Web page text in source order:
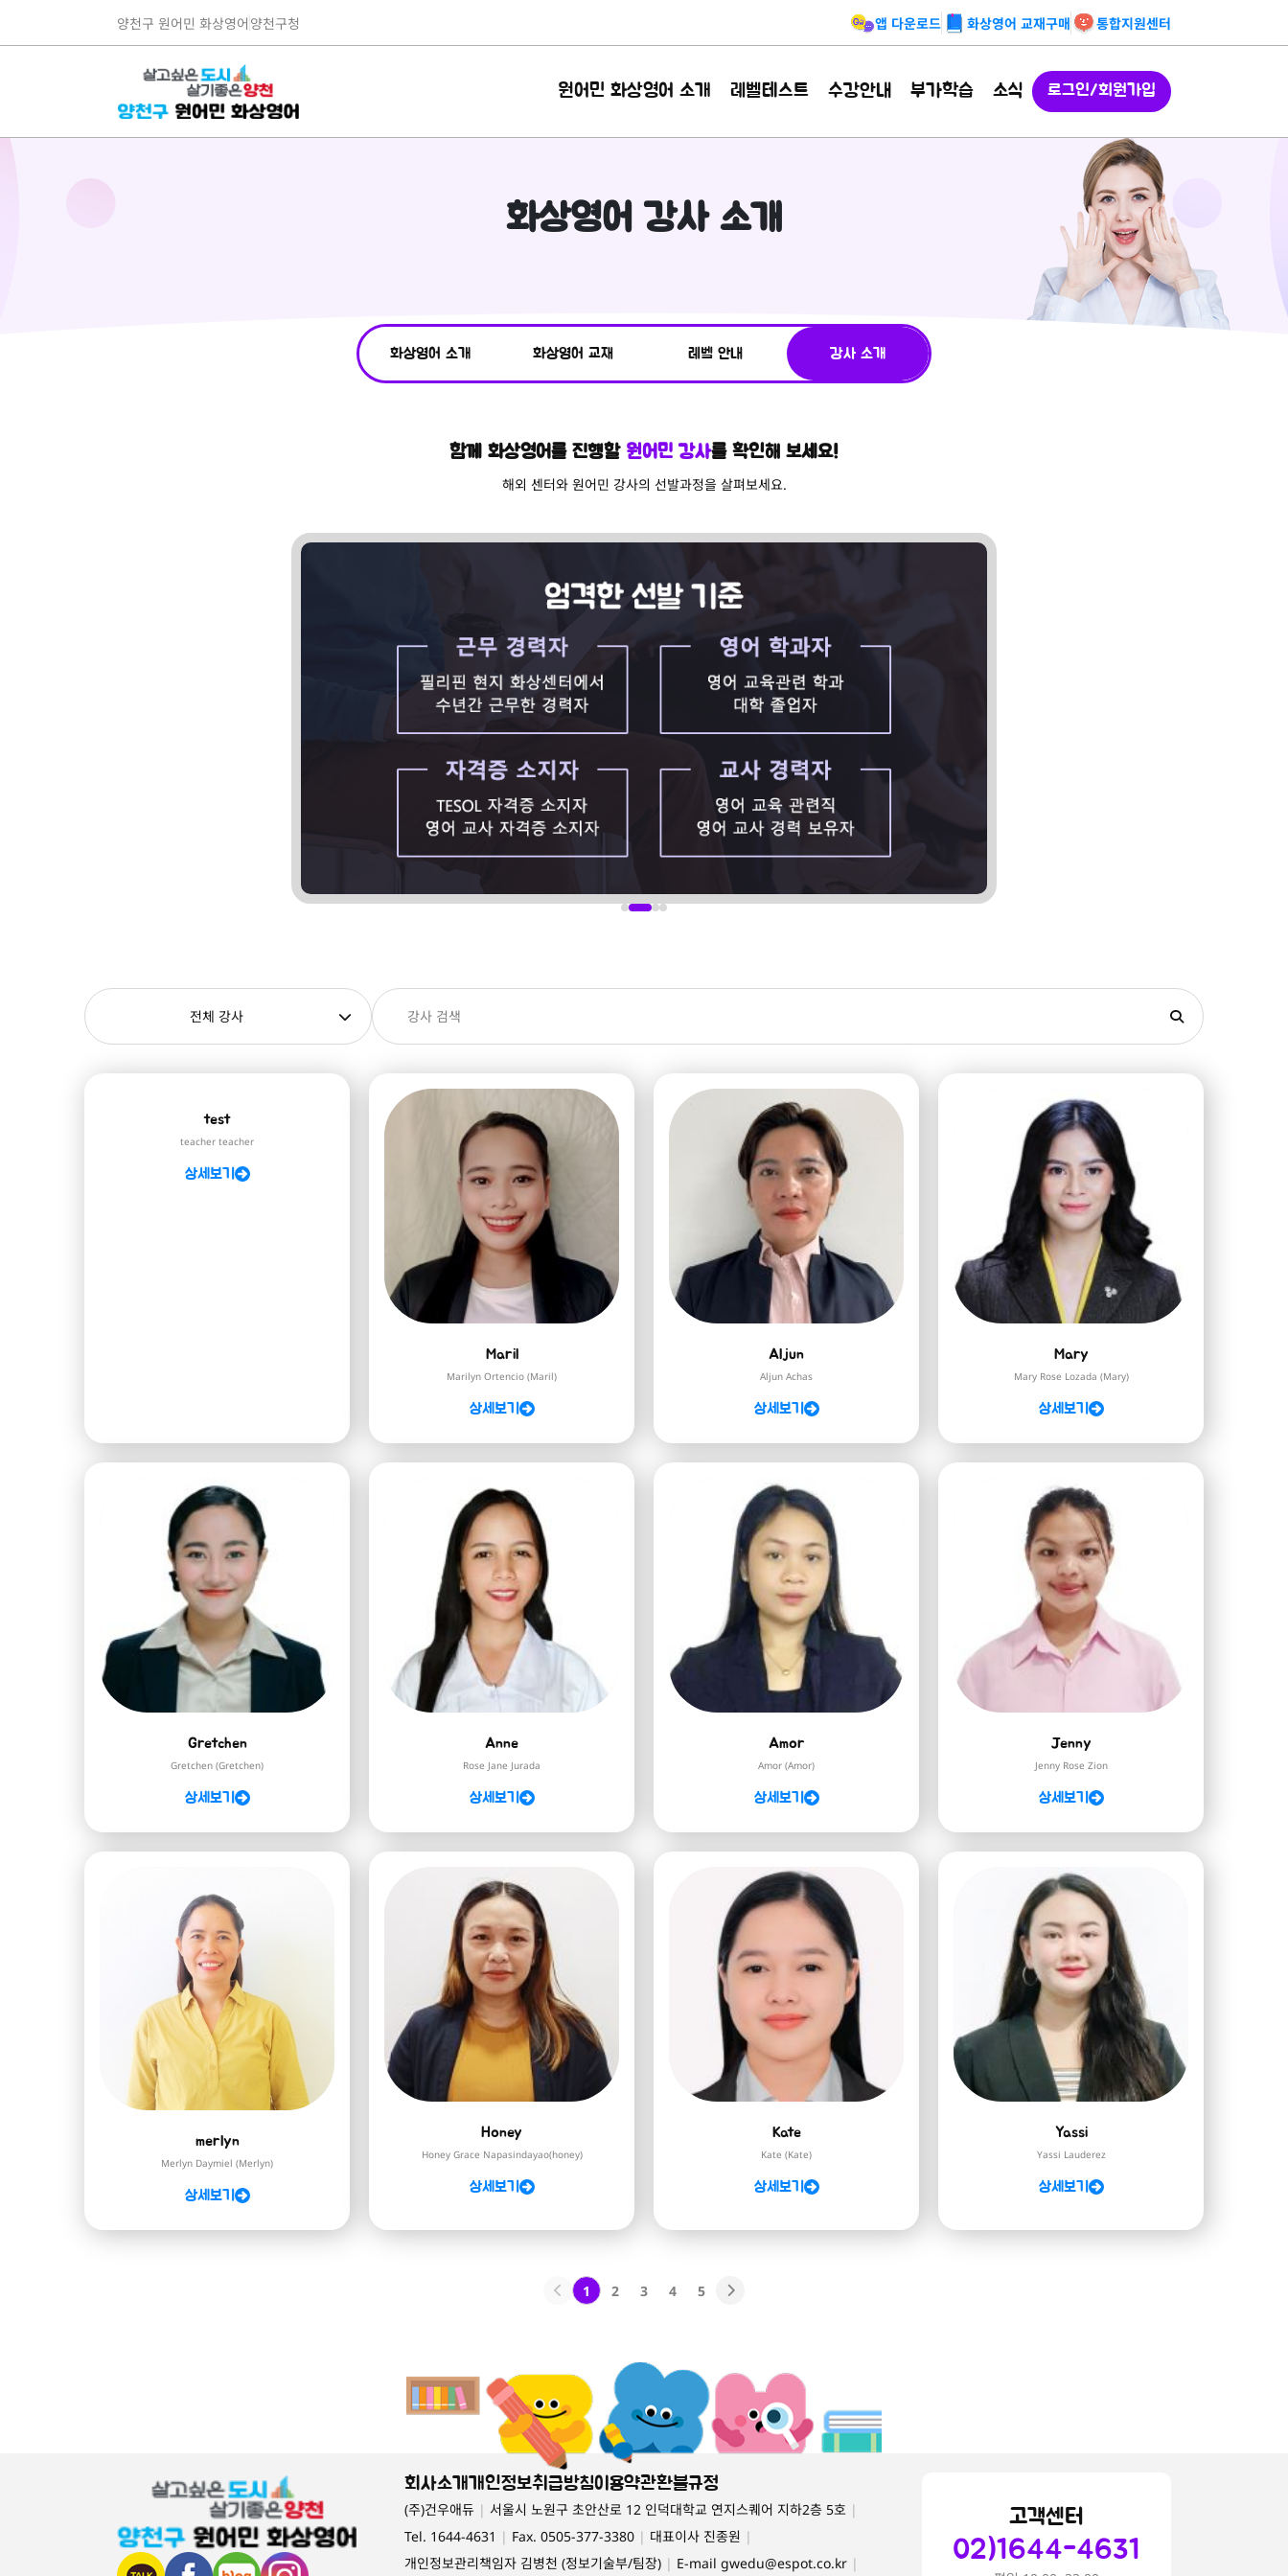
양천구 원어민 화상영어 양천구청 앱 다운로드 화상영어 교재구매 통합지원센터
원어민 화상영어 소개 레벨테스트 수강안내 부가학습 소식 로그인/회원가입
화상영어 강사 소개
화상영어 소개 화상영어 교재 레벨 안내 강사 소개
함께 화상영어를 진행할 원어민 강사를 확인해 보세요!
해외 센터와 원어민 강사의 선발과정을 살펴보세요.
전체 강사
test
teacher teacher
상세보기
Maril
Marilyn Ortencio (Maril)
상세보기
Aljun
Aljun Achas
상세보기
Mary
Mary Rose Lozada (Mary)
상세보기
Gretchen
Gretchen (Gretchen)
상세보기
Anne
Rose Jane Jurada
상세보기
Amor
Amor (Amor)
상세보기
Jenny
Jenny Rose Zion
상세보기
merlyn
Merlyn Daymiel (Merlyn)
상세보기
Honey
Honey Grace Napasindayao(honey)
상세보기
Kate
Kate (Kate)
상세보기
Yassi
Yassi Lauderez
상세보기
1 2 3 4 5
회사소개개인정보취급방침이용약관환불규정
(주)건우애듀 | 서울시 노원구 초안산로 12 인덕대학교 연지스퀘어 지하2층 5호 |
Tel. 1644-4631 | Fax. 0505-377-3380 | 대표이사 진종원 |
개인정보관리책임자 김병천 (정보기술부/팀장) | E-mail gwedu@espot.co.kr |
고객센터
02)1644-4631